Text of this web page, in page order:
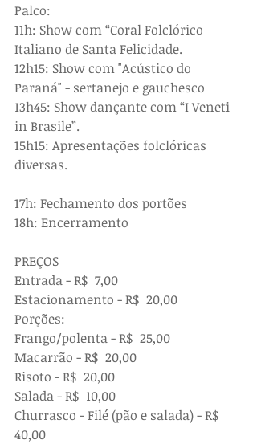
Palco:
11h: Show com “Coral Folclórico
Italiano de Santa Felicidade.
12h15: Show com "Acústico do
Paraná" - sertanejo e gauchesco
13h45: Show dançante com “I Veneti
in Brasile”.
15h15: Apresentações folclóricas
diversas.
17h: Fechamento dos portões
18h: Encerramento
PREÇOS
Entrada - R$  7,00
Estacionamento - R$  20,00
Porções:
Frango/polenta - R$  25,00
Macarrão - R$  20,00
Risoto - R$  20,00
Salada - R$  10,00
Churrasco - Filé (pão e salada) - R$
40,00